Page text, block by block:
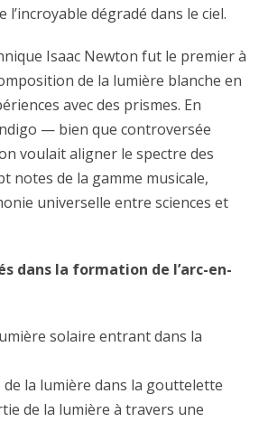
dégradé dans le ciel.
Isaac Newton fut le premier à
de la lumière blanche en
avec des prismes. En
— bien que controversée
voulait aligner le spectre des
notes de la gamme musicale,
universelle entre sciences et
dans la formation de l’arc-en-
solaire entrant dans la
la lumière dans la gouttelette
de la lumière à travers une